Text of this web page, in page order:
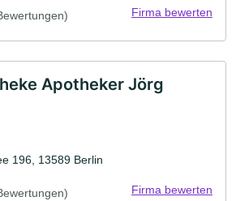
Firma bewerten
Apotheker Jörg
196, 13589 Berlin
Firma bewerten